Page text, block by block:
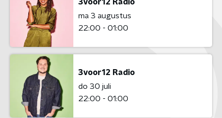
3voor12 Radio
ma 3 augustus
22:00 - 01:00
3voor12 Radio
do 30 juli
22:00 - 01:00